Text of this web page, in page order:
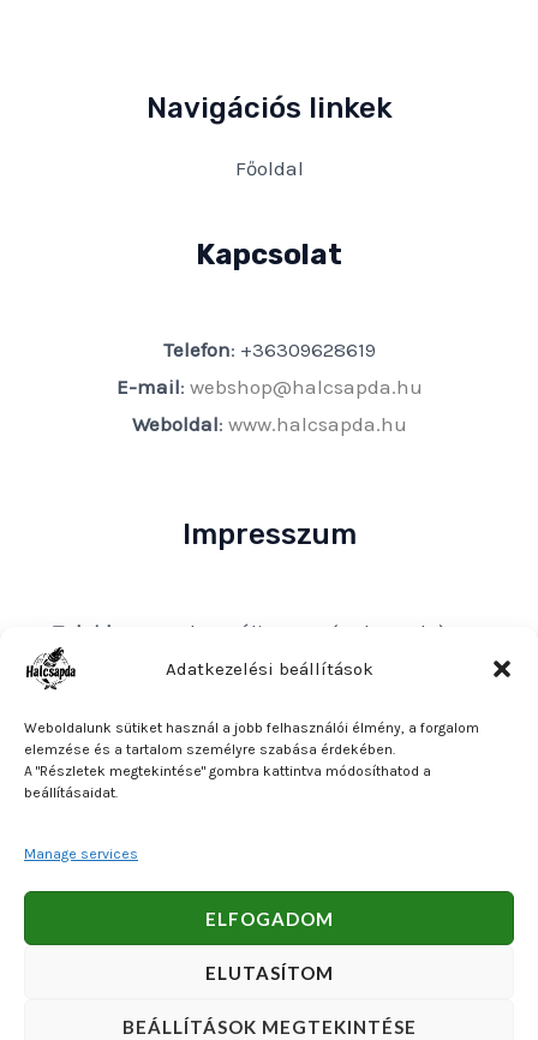
Adatkezelési beállítások
Weboldalunk sütiket használ a jobb felhasználói élmény, a forgalom
elemzése és a tartalom személyre szabása érdekében.
A "Részletek megtekintése" gombra kattintva módosíthatod a
beállításaidat.
Manage services
ELFOGADOM
ELUTASÍTOM
BEÁLLÍTÁSOK MEGTEKINTÉSE
Navigációs linkek
Főoldal
Kapcsolat
Telefon: +36309628619
E-mail: webshop@halcsapda.hu
Weboldal: www.halcsapda.hu
Impresszum
Tulajdonos
: Bakos Bálint E. V. (Halcsapda)
Székhely és postacím: 2890 Tata, Nyárfa u. 7.
Közösségi adószám: HU90921379
Bankszámlaszám: OTP Bank 11740047-27102600
by Bakos Bálint E. V. (Halcsapda).